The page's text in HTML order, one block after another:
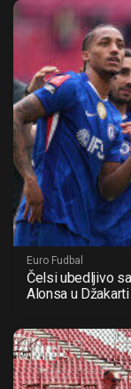
Euro Fudbal
Čelsi ubedljivo
Alonsa u Džakarti